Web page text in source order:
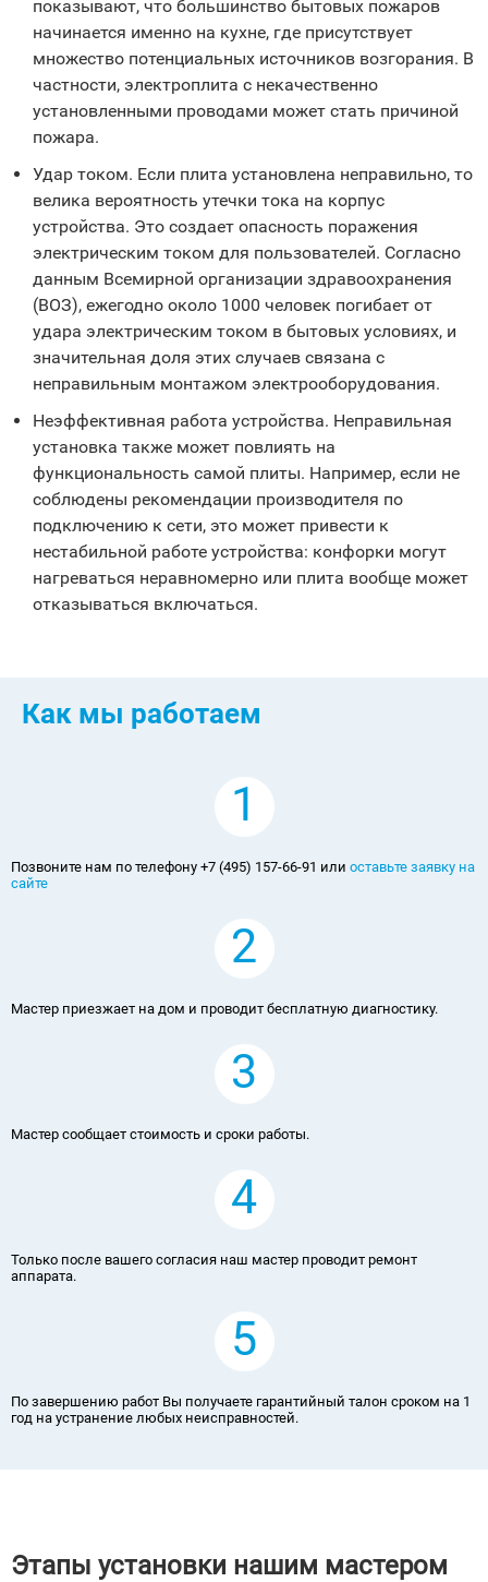
показывают, что большинство бытовых пожаров
начинается именно на кухне, где присутствует
множество потенциальных источников возгорания. В
частности, электроплита с некачественно
установленными проводами может стать причиной
пожара.
Удар током. Если плита установлена неправильно, то
велика вероятность утечки тока на корпус
устройства. Это создает опасность поражения
электрическим током для пользователей. Согласно
данным Всемирной организации здравоохранения
(ВОЗ), ежегодно около 1000 человек погибает от
удара электрическим током в бытовых условиях, и
значительная доля этих случаев связана с
неправильным монтажом электрооборудования.
Неэффективная работа устройства. Неправильная
установка также может повлиять на
функциональность самой плиты. Например, если не
соблюдены рекомендации производителя по
подключению к сети, это может привести к
нестабильной работе устройства: конфорки могут
нагреваться неравномерно или плита вообще может
отказываться включаться.
Как мы работаем
1
Позвоните нам по телефону +7 (495) 157-66-91 или оставьте заявку на
сайте
2
Мастер приезжает на дом и проводит бесплатную диагностику.
3
Мастер сообщает стоимость и сроки работы.
4
Только после вашего согласия наш мастер проводит ремонт
аппарата.
5
По завершению работ Вы получаете гарантийный талон сроком на 1
год на устранение любых неисправностей.
Этапы установки нашим мастером